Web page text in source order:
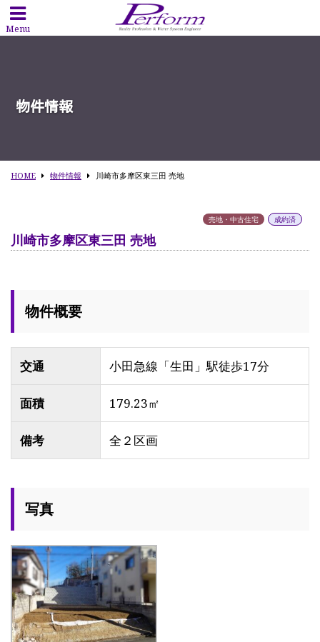
Menu
物件情報
HOME 物件情報 川崎市多摩区東三田 売地
売地・中古住宅 成約済
川崎市多摩区東三田 売地
物件概要
交通 小田急線「生田」駅徒歩17分
面積 179.23㎡
備考 全２区画
写真